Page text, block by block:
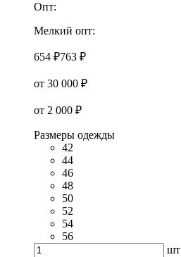
Опт:
Мелкий опт:
654 ₽763 ₽
от 30 000 ₽
от 2 000 ₽
Размеры одежды
42
44
46
48
50
52
54
56
шт